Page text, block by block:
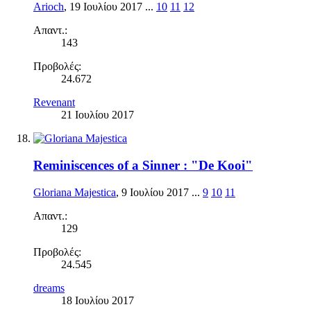
Arioch, 19 Ιουλίου 2017 ... 10 11 12
Απαντ.:
143
Προβολές:
24.672
Revenant
21 Ιουλίου 2017
Reminiscences of a Sinner : "De Kooi"
Gloriana Majestica, 9 Ιουλίου 2017 ... 9 10 11
Απαντ.:
129
Προβολές:
24.545
dreams
18 Ιουλίου 2017